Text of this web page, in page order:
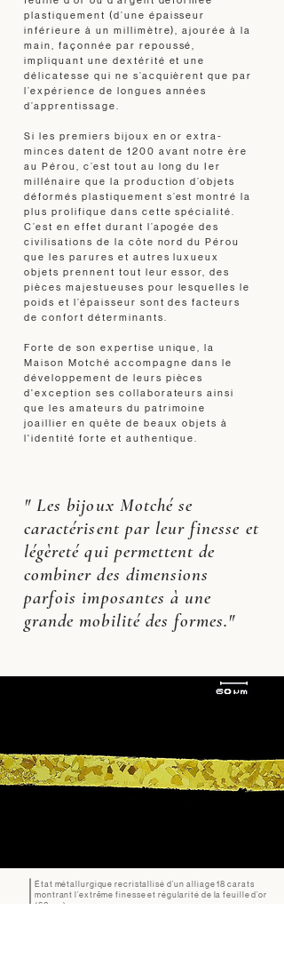
plastiquement (d’une épaisseur
inférieure à un millimètre), ajourée à la
main, façonnée par repoussé,
impliquant une dextérité et une
délicatesse qui ne s’acquièrent que par
l’expérience de longues années
d’apprentissage.
Si les premiers bijoux en or extra-
minces datent de 1200 avant notre ère
au Pérou, c’est tout au long du Ier
millénaire que la production d’objets
déformés plastiquement s’est montré la
plus prolifique dans cette spécialité.
C’est en effet durant l’apogée des
civilisations de la côte nord du Pérou
que les parures et autres luxueux
objets prennent tout leur essor, des
pièces majestueuses pour lesquelles le
poids et l’épaisseur sont des facteurs
de confort déterminants.
Forte de son expertise unique, la
Maison Motché accompagne dans le
développement de leurs pièces
d'exception ses collaborateurs ainsi
que les amateurs du patrimoine
joaillier en quête de beaux objets à
l'identité forte et authentique.
" Les bijoux Motché se
caractérisent par leur finesse et
légèreté qui permettent de
combiner des dimensions
parfois imposantes à une
grande mobilité des formes."
État métallurgique recristallisé d’un alliage 18 carats
montrant l’extrême finesse et régularité de la feuille d’or
(60 µm).